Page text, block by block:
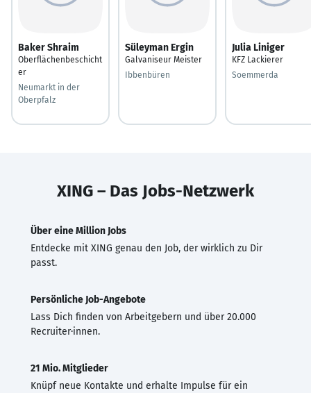
Baker Shraim
Oberflächenbeschicht
er
Neumarkt in der
Oberpfalz
Süleyman Ergin
Galvaniseur Meister
Ibbenbüren
Julia Liniger
KFZ Lackierer
Soemmerda
XING – Das Jobs-Netzwerk
Über eine Million Jobs
Entdecke mit XING genau den Job, der wirklich zu Dir
passt.
Persönliche Job-Angebote
Lass Dich finden von Arbeitgebern und über 20.000
Recruiter·innen.
21 Mio. Mitglieder
Knüpf neue Kontakte und erhalte Impulse für ein